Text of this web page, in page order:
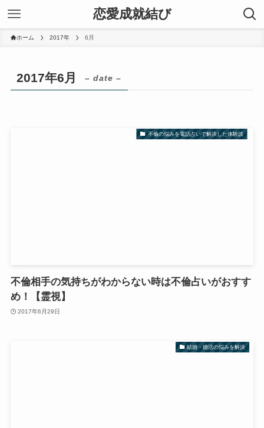
恋愛成就結び
ホーム 2017年 6月
2017年6月 – date –
不倫の悩みを電話占いで解決した体験談
不倫相手の気持ちがわからない時は不倫占いがおすす
め！【霊視】
2017年6月29日
結婚・婚活の悩みを解決